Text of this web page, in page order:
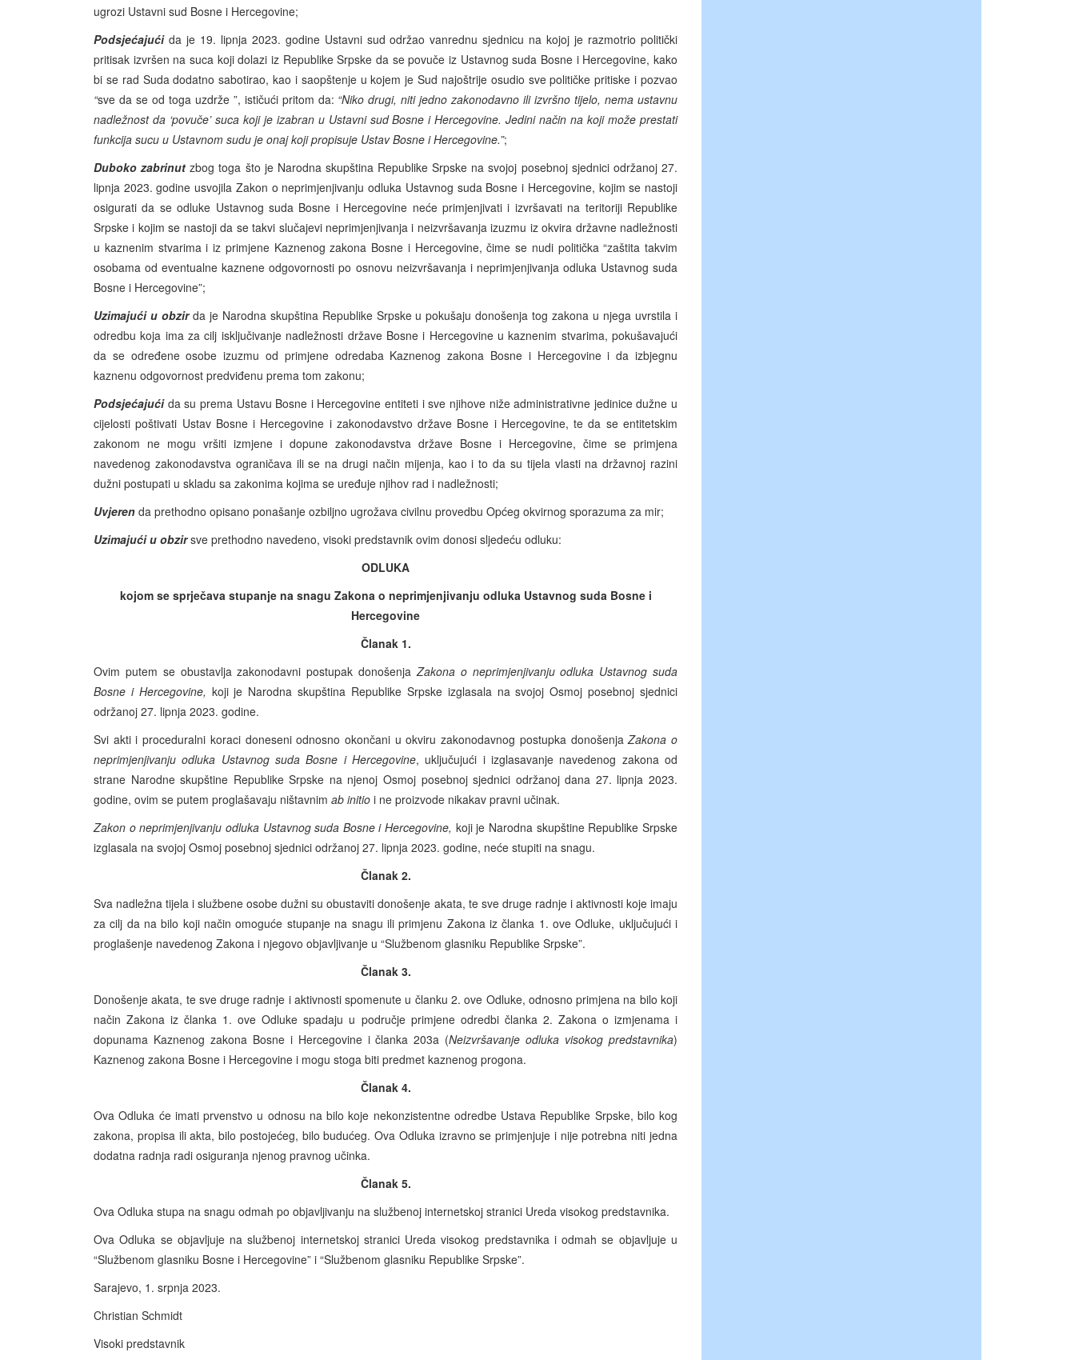
ugrozi Ustavni sud Bosne i Hercegovine;
Podsjećajući da je 19. lipnja 2023. godine Ustavni sud održao vanrednu sjednicu na kojoj je razmotrio politički
pritisak izvršen na suca koji dolazi iz Republike Srpske da se povuče iz Ustavnog suda Bosne i Hercegovine, kako
bi se rad Suda dodatno sabotirao, kao i saopštenje u kojem je Sud najoštrije osudio sve političke pritiske i pozvao
“sve da se od toga uzdrže ”, ističući pritom da: “Niko drugi, niti jedno zakonodavno ili izvršno tijelo, nema ustavnu
nadležnost da ‘povuče’ suca koji je izabran u Ustavni sud Bosne i Hercegovine. Jedini način na koji može prestati
funkcija sucu u Ustavnom sudu je onaj koji propisuje Ustav Bosne i Hercegovine.”;
Duboko zabrinutzbog toga što je Narodna skupština Republike Srpske na svojoj posebnoj sjednici održanoj 27.
lipnja 2023. godine usvojila Zakon o neprimjenjivanju odluka Ustavnog suda Bosne i Hercegovine, kojim se nastoji
osigurati da se odluke Ustavnog suda Bosne i Hercegovine neće primjenjivati i izvršavati na teritoriji Republike
Srpske i kojim se nastoji da se takvi slučajevi neprimjenjivanja i neizvršavanja izuzmu iz okvira državne nadležnosti
u kaznenim stvarima i iz primjene Kaznenog zakona Bosne i Hercegovine, čime se nudi politička “zaštita takvim
osobama od eventualne kaznene odgovornosti po osnovu neizvršavanja i neprimjenjivanja odluka Ustavnog suda
Bosne i Hercegovine”;
Uzimajući u obzirda je Narodna skupština Republike Srpske u pokušaju donošenja tog zakona u njega uvrstila i
odredbu koja ima za cilj isključivanje nadležnosti države Bosne i Hercegovine u kaznenim stvarima, pokušavajući
da se određene osobe izuzmu od primjene odredaba Kaznenog zakona Bosne i Hercegovine i da izbjegnu
kaznenu odgovornost predviđenu prema tom zakonu;
Podsjećajući da su prema Ustavu Bosne i Hercegovine entiteti i sve njihove niže administrativne jedinice dužne u
cijelosti poštivati Ustav Bosne i Hercegovine i zakonodavstvo države Bosne i Hercegovine, te da se entitetskim
zakonom ne mogu vršiti izmjene i dopune zakonodavstva države Bosne i Hercegovine, čime se primjena
navedenog zakonodavstva ograničava ili se na drugi način mijenja, kao i to da su tijela vlasti na državnoj razini
dužni postupati u skladu sa zakonima kojima se uređuje njihov rad i nadležnosti;
Uvjeren da prethodno opisano ponašanje ozbiljno ugrožava civilnu provedbu Općeg okvirnog sporazuma za mir;
Uzimajući u obzirsve prethodno navedeno, visoki predstavnik ovim donosi sljedeću odluku:
ODLUKA
kojom se sprječava stupanje na snagu Zakona o neprimjenjivanju odluka Ustavnog suda Bosne i
Hercegovine
Članak 1.
Ovim putem se obustavlja zakonodavni postupak donošenjaZakona o neprimjenjivanju odluka Ustavnog suda
Bosne i Hercegovine, koji je Narodna skupština Republike Srpske izglasala na svojoj Osmoj posebnoj sjednici
održanoj 27. lipnja 2023. godine.
Svi akti i proceduralni koraci doneseni odnosno okončani u okviru zakonodavnog postupka donošenjaZakona o
neprimjenjivanju odluka Ustavnog suda Bosne i Hercegovine, uključujući i izglasavanje navedenog zakona od
strane Narodne skupštine Republike Srpske na njenoj Osmoj posebnoj sjednici održanoj dana 27. lipnja 2023.
godine, ovim se putem proglašavaju ništavnim ab initio i ne proizvode nikakav pravni učinak.
Zakon o neprimjenjivanju odluka Ustavnog suda Bosne i Hercegovine, koji je Narodna skupštine Republike Srpske
izglasala na svojoj Osmoj posebnoj sjednici održanoj 27. lipnja 2023. godine, neće stupiti na snagu.
Članak 2.
Sva nadležna tijela i službene osobe dužni su obustaviti donošenje akata, te sve druge radnje i aktivnosti koje imaju
za cilj da na bilo koji način omoguće stupanje na snagu ili primjenu Zakona iz članka 1. ove Odluke, uključujući i
proglašenje navedenog Zakona i njegovo objavljivanje u “Službenom glasniku Republike Srpske”.
Članak 3.
Donošenje akata, te sve druge radnje i aktivnosti spomenute u članku 2. ove Odluke, odnosno primjena na bilo koji
način Zakona iz članka 1. ove Odluke spadaju u područje primjene odredbi članka 2. Zakona o izmjenama i
dopunama Kaznenog zakona Bosne i Hercegovine i članka 203a (Neizvršavanje odluka visokog predstavnika)
Kaznenog zakona Bosne i Hercegovine i mogu stoga biti predmet kaznenog progona.
Članak 4.
Ova Odluka će imati prvenstvo u odnosu na bilo koje nekonzistentne odredbe Ustava Republike Srpske, bilo kog
zakona, propisa ili akta, bilo postojećeg, bilo budućeg. Ova Odluka izravno se primjenjuje i nije potrebna niti jedna
dodatna radnja radi osiguranja njenog pravnog učinka.
Članak 5.
Ova Odluka stupa na snagu odmah po objavljivanju na službenoj internetskoj stranici Ureda visokog predstavnika.
Ova Odluka se objavljuje na službenoj internetskoj stranici Ureda visokog predstavnika i odmah se objavljuje u
“Službenom glasniku Bosne i Hercegovine” i “Službenom glasniku Republike Srpske”.
Sarajevo, 1. srpnja 2023.
Christian Schmidt
Visoki predstavnik